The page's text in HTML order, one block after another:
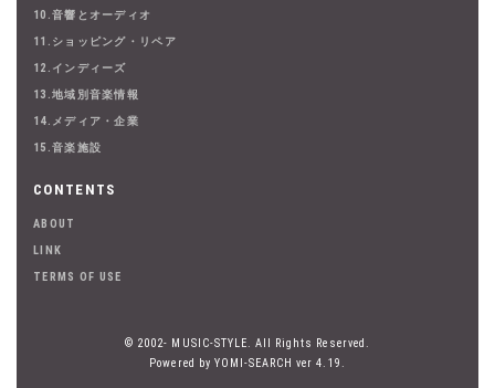
10.音響とオーディオ
11.ショッピング・リペア
12.インディーズ
13.地域別音楽情報
14.メディア・企業
15.音楽施設
CONTENTS
ABOUT
LINK
TERMS OF USE
© 2002- MUSIC-STYLE. All Rights Reserved.
Powered by YOMI-SEARCH ver 4.19.